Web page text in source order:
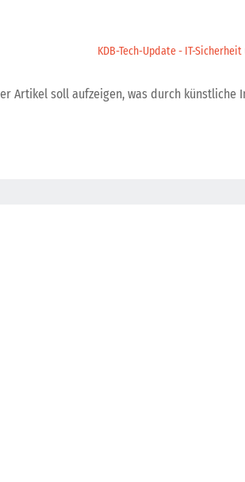
KDB-Tech-Update - IT-
Artikel soll aufzeigen, was durch künstliche